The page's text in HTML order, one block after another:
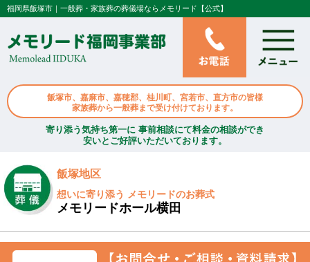
福岡県飯塚市｜一般葬・家族葬の葬儀場ならメモリード【公式】
飯塚市、嘉麻市、嘉穂郡、桂川町、宮若市、直方市の皆様
家族葬から一般葬まで受け付けております。
寄り添う気持ち第一に 事前相談にて料金の相談ができ
安いとご好評いただいております。
飯塚地区
想いに寄り添う メモリードのお葬式
メモリードホール横田